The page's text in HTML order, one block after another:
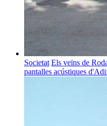
Societat Els veïns de
pantalles acústiques